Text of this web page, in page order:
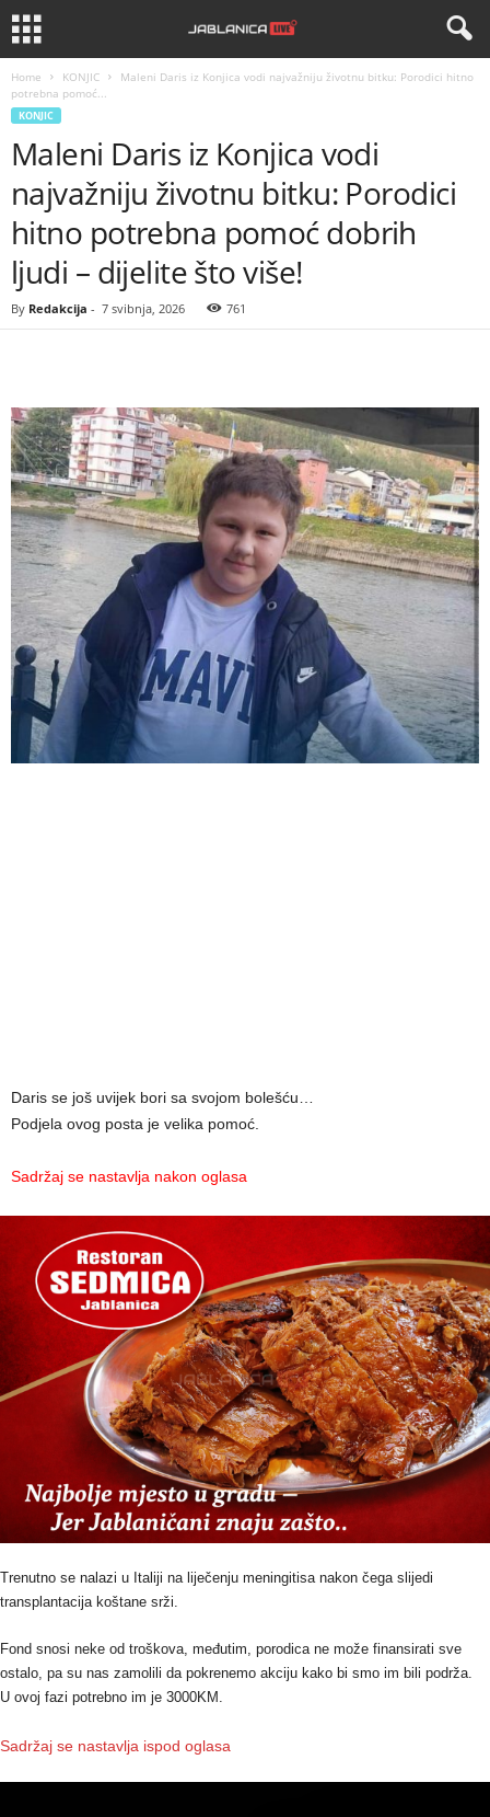
Home KONJIC
Maleni Daris iz Konjica vodi najvažniju životnu bitku: Porodici hitno
potrebna pomoć...
KONJIC
Maleni Daris iz Konjica vodi
najvažniju životnu bitku: Porodici
hitno potrebna pomoć dobrih
ljudi – dijelite što više!
By Redakcija - 7 svibnja, 2026 761
Daris se još uvijek bori sa svojom bolešću…
Podjela ovog posta je velika pomoć.
Sadržaj se nastavlja nakon oglasa
Trenutno se nalazi u Italiji na liječenju meningitisa nakon čega slijedi
transplantacija koštane srži.
Fond snosi neke od troškova, međutim, porodica ne može finansirati sve
ostalo, pa su nas zamolili da pokrenemo akciju kako bi smo im bili podrža.
U ovoj fazi potrebno im je 3000KM.
Sadržaj se nastavlja ispod oglasa